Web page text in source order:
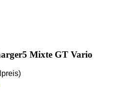
Mixte GT Vario